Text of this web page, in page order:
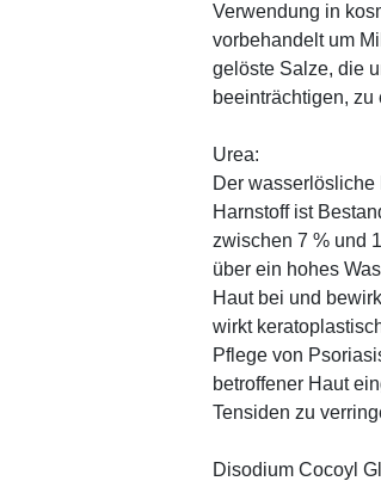
Verwendung in
vorbehandelt um
gelöste Salze, die
beeinträchtigen,
Urea:
Der
Harnstoff ist
zwischen 7 % und
über ein hohes
Haut bei und
wirkt
Pflege von
betroffener Haut
Tensiden zu
Disodium Cocoyl